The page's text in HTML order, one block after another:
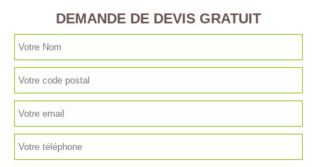
DEMANDE DE DEVIS GRATUIT